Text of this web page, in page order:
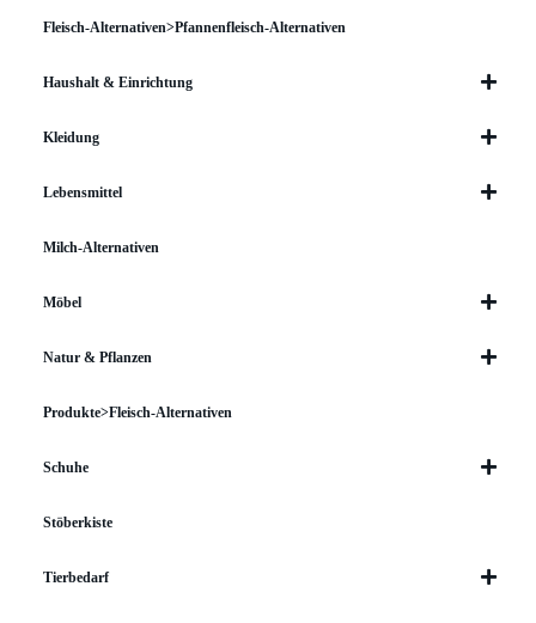
Fleisch-Alternativen>Pfannenfleisch-Alternativen
Haushalt & Einrichtung
Kleidung
Lebensmittel
Milch-Alternativen
Möbel
Natur & Pflanzen
Produkte>Fleisch-Alternativen
Schuhe
Stöberkiste
Tierbedarf